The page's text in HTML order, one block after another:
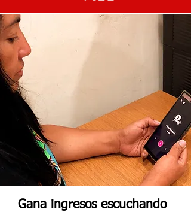
Gana ingresos escuchando